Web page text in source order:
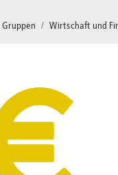
Gruppen Wirtschaft und